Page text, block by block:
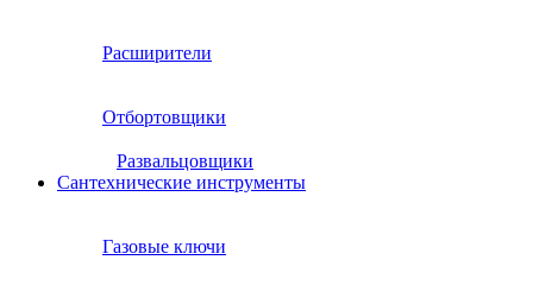
Расширители
Отбортовщики
Развальцовщики
Сантехнические инcтрументы
Газовые ключи